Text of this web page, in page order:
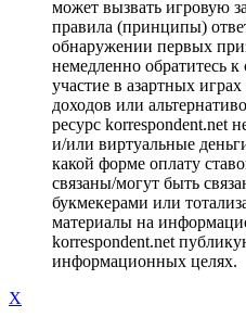
может вызвать игровую
правила (принципы)
обнаружении первых
немедленно обратитесь
участие в азартных
доходов или
ресурс korrespondent.net
и/или виртуальные
какой форме оплату
связаны/могут быть
букмекерами или
материалы на
korrespondent.net
информационных целях.
X